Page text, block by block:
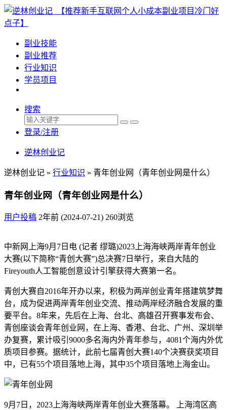
副业技能
副业推荐
行业知识
学员项目
搜索
登录/注册
逆林创业记
逆林创业记 » 行业知识 » 青年创业网（青年创业网是什么）
青年创业网（青年创业网是什么）
用户投稿 2年前 (2024-07-21) 260浏览
中新网上海9月7日电 (记者 缪璐)2023上海海峡两岸青年创业
大赛(以下简称“青创大赛”)总决赛7日举行，来自大陆的
Fireyouth人工智能创意设计引擎获得大赛第一名。
青创大赛自2016年开办以来，积极为两岸创业青年搭建筑梦舞
台，成为促进两岸青年创业交流、推动两岸经济融合发展的重
要平台。8年来，先后在上海、台北、高雄召开赛事发布会、
青创座谈会青年创业网，在上海、香港、台北、广州、深圳举
办复赛，累计吸引9000多名海内外青年参与，4081个海内外优
质项目参赛。据统计，此前七届青创大赛140个决赛获奖项目
中，已有55个项目落地上海，其中35个项目落地上海金山。
9月7日，2023上海海峡两岸青年创业大赛落幕。 上海湾区高